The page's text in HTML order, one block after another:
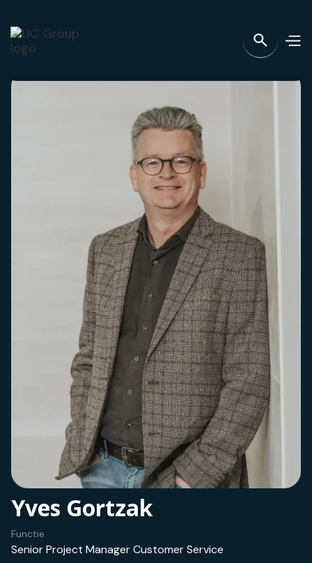
Yves Gortzak
Functie
Senior Project Manager Customer Service